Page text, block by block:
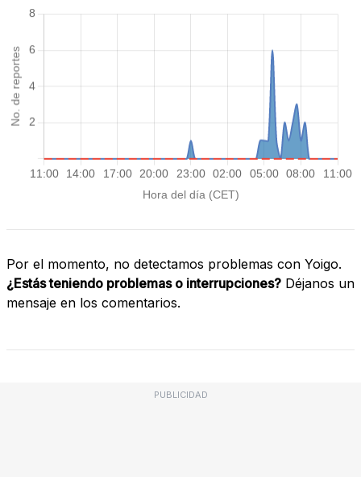
Por el momento, no detectamos problemas con Yoigo.
¿Estás teniendo problemas o interrupciones? Déjanos un
mensaje en los comentarios.
PUBLICIDAD